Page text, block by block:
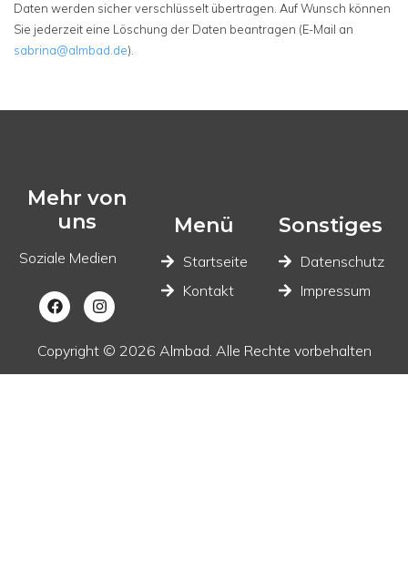
Daten werden sicher verschlüsselt übertragen. Auf Wunsch können
Sie jederzeit eine Löschung der Daten beantragen (E-Mail an
sabrina@almbad.de).
Mehr von
uns
Soziale Medien
Menü
Startseite
Kontakt
Sonstiges
Datenschutz
Impressum
Copyright © 2026 Almbad. Alle Rechte vorbehalten